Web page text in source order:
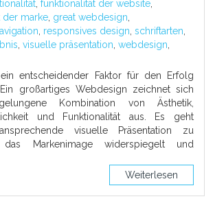
funktionalität der website
marke great webdesign
responsives design schriftarten
visuelle präsentation webdesign
entscheidender Faktor für den Erfolg
großartiges Webdesign zeichnet sich
Kombination von Ästhetik,
und Funktionalität aus. Es geht
visuelle Präsentation zu
Markenimage widerspiegelt und
Weiterlesen